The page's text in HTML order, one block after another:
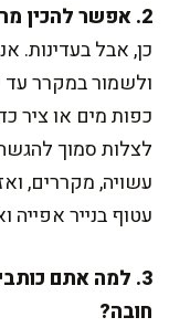
2. אפשר להכין מראש ולהגיש אחר כך?
כן, אבל בעדינות.
כפות מים או ציר
לצלות סמוך
עטוף בנייר אפייה
3. למה אתם
חובה?